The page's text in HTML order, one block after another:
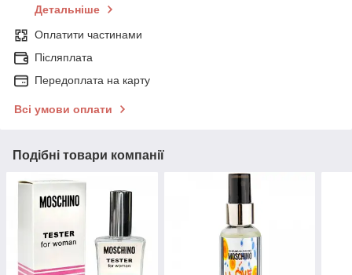
Детальніше
Оплатити частинами
Післяплата
Передоплата на карту
Всі умови оплати
Подібні товари компанії